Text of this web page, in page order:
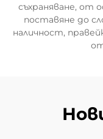
съхраняване, от
поставяне до
наличност,